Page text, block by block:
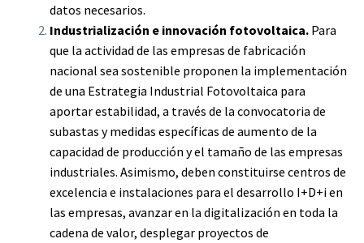
datos necesarios.
Industrialización e innovación fotovoltaica. Para
que la actividad de las empresas de fabricación
nacional sea sostenible proponen la implementación
de una Estrategia Industrial Fotovoltaica para
aportar estabilidad, a través de la convocatoria de
subastas y medidas específicas de aumento de la
capacidad de producción y el tamaño de las empresas
industriales. Asimismo, deben constituirse centros de
excelencia e instalaciones para el desarrollo I+D+i en
las empresas, avanzar en la digitalización en toda la
cadena de valor, desplegar proyectos de